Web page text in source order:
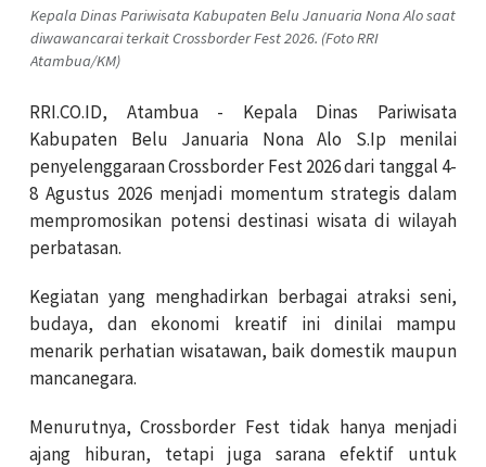
Kepala Dinas Pariwisata Kabupaten Belu Januaria Nona Alo saat
diwawancarai terkait Crossborder Fest 2026. (Foto RRI
Atambua/KM)
RRI.CO.ID, Atambua - Kepala Dinas Pariwisata
Kabupaten Belu Januaria Nona Alo S.Ip menilai
penyelenggaraan Crossborder Fest 2026 dari tanggal 4-
8 Agustus 2026 menjadi momentum strategis dalam
mempromosikan potensi destinasi wisata di wilayah
perbatasan.
Kegiatan yang menghadirkan berbagai atraksi seni,
budaya, dan ekonomi kreatif ini dinilai mampu
menarik perhatian wisatawan, baik domestik maupun
mancanegara.
Menurutnya, Crossborder Fest tidak hanya menjadi
ajang hiburan, tetapi juga sarana efektif untuk